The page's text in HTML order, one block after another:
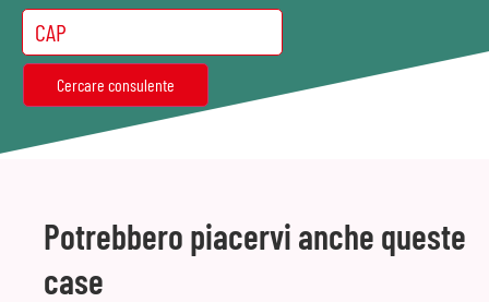
Potrebbero piacervi anche queste
case